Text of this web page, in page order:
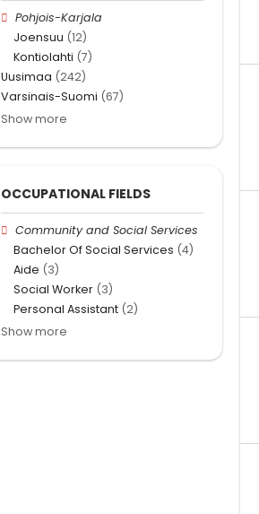
Pohjois-Karjala
Joensuu (12)
Kontiolahti (7)
Uusimaa (242)
Varsinais-Suomi (67)
Show more
OCCUPATIONAL FIELDS
Community and Social Services
Bachelor Of Social Services (4)
Aide (3)
Social Worker (3)
Personal Assistant (2)
Show more